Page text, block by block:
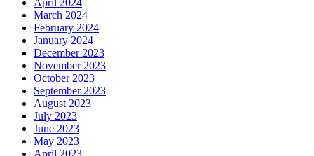
March 2024
February 2024
January 2024
December 2023
November 2023
October 2023
September 2023
August 2023
July 2023
June 2023
May 2023
April 2023